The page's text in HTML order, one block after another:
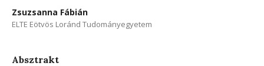
Zsuzsanna Fábián
ELTE Eötvös Loránd Tudományegyetem
Absztrakt